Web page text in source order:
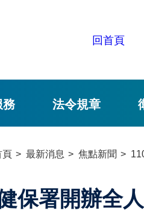
回首頁
務 法令規章
頁 最新消息 焦點新聞
保署開辦全